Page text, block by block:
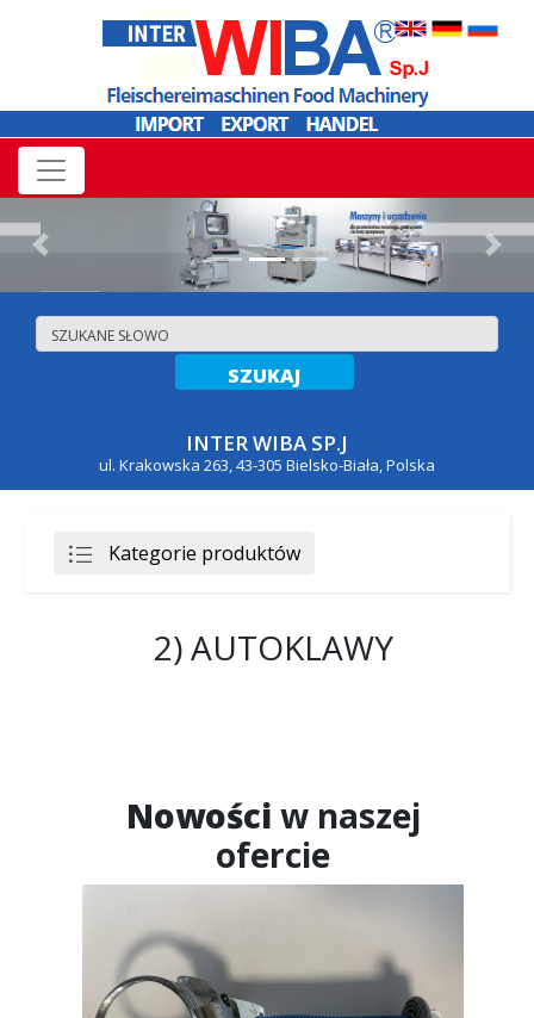
Previous
INTER WIBA SP.J
ul. Krakowska 263, 43-305 Bielsko-Biała, Polska
Kategorie produktów
2) AUTOKLAWY
Nowości w naszej
ofercie